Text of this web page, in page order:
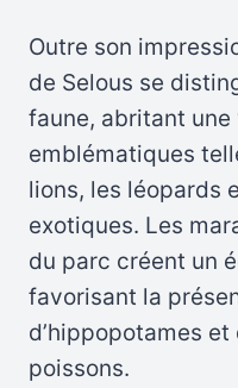
Outre son
de Selous se
faune, abritant une
emblématiques
lions, les léopards
exotiques. Les
du parc créent un
favorisant la
d’hippopotames et
poissons.